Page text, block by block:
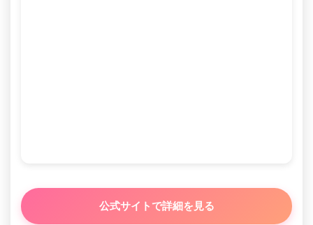
公式サイトで詳細を見る